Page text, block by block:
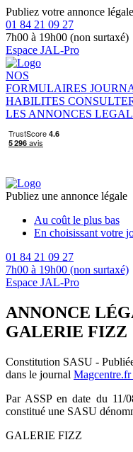
Publiez votre annonce
01 84 21 09 27
7h00 à 19h00 (non surtaxé)
Espace JAL-Pro
NOS
FORMULAIRES
HABILITES
LES ANNONCES
Publiez une annonce légale
Au coût le plus bas
En choisissant votre
01 84 21 09 27
7h00 à 19h00 (non surtaxé)
Espace JAL-Pro
ANNONCE
GALERIE FIZZ
Constitution SASU -
dans le journal
Par ASSP en date du 11/
constitué une SASU
GALERIE FIZZ